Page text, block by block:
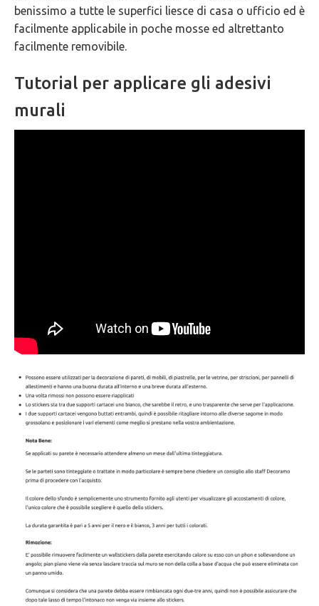
benissimo a tutte le superfici liesce di casa o ufficio ed è
facilmente applicabile in poche mosse ed altrettanto
facilmente removibile.
Tutorial per applicare gli adesivi
murali